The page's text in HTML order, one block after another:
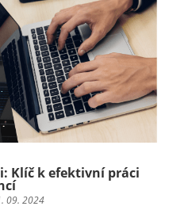
Klíč k efektivní práci
09. 2024